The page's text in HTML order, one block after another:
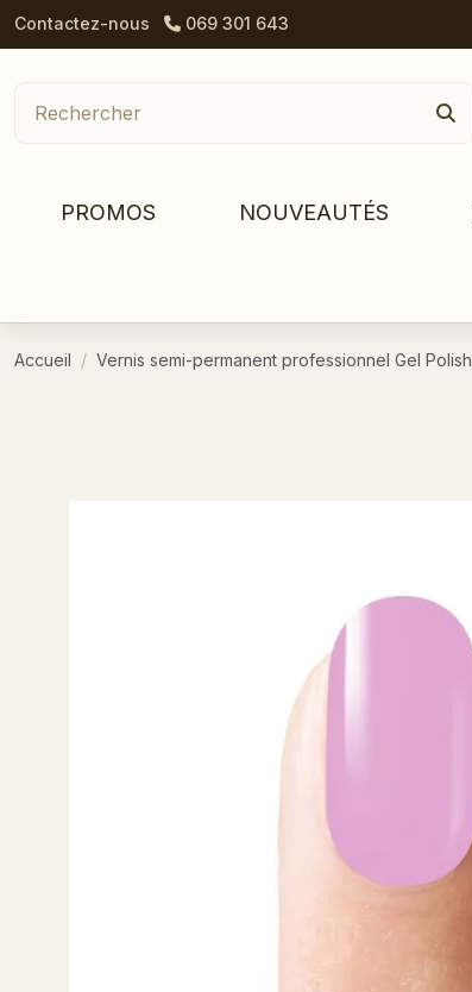
Contactez-nous 069 301 643
PROMOS NOUVEAUTÉS
Accueil Vernis semi-permanent professionnel Gel Polish